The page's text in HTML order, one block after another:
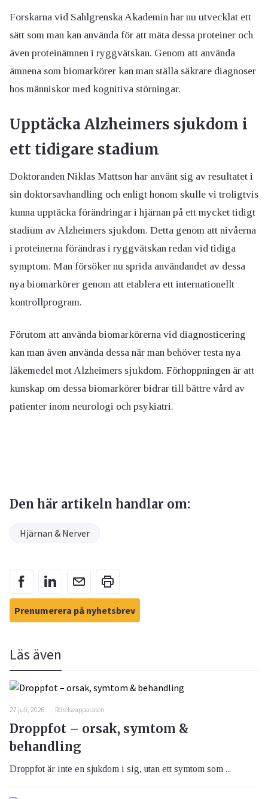
Forskarna vid Sahlgrenska Akademin har nu utvecklat ett
sätt som man kan använda för att mäta dessa proteiner och
även proteinämnen i ryggvätskan. Genom att använda
ämnena som biomarkörer kan man ställa säkrare diagnoser
hos människor med kognitiva störningar.
Upptäcka Alzheimers sjukdom i
ett tidigare stadium
Doktoranden Niklas Mattson har använt sig av resultatet i
sin doktorsavhandling och enligt honom skulle vi troligtvis
kunna upptäcka förändringar i hjärnan på ett mycket tidigt
stadium av Alzheimers sjukdom. Detta genom att nivåerna
i proteinerna förändras i ryggvätskan redan vid tidiga
symptom. Man försöker nu sprida användandet av dessa
nya biomarkörer genom att etablera ett internationellt
kontrollprogram.
Förutom att använda biomarkörerna vid diagnosticering
kan man även använda dessa när man behöver testa nya
läkemedel mot Alzheimers sjukdom. Förhoppningen är att
kunskap om dessa biomarkörer bidrar till bättre vård av
patienter inom neurologi och psykiatri.
Den här artikeln handlar om:
Hjärnan & Nerver
Prenumerera på nyhetsbrev
Läs även
27 juli, 2026 Rörelseapparaten
Droppfot – orsak, symtom &
behandling
Droppfot är inte en sjukdom i sig, utan ett symtom som ...